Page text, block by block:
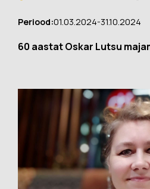
Periood:01.03.2024-31.10.2024
60 aastat Oskar Lutsu